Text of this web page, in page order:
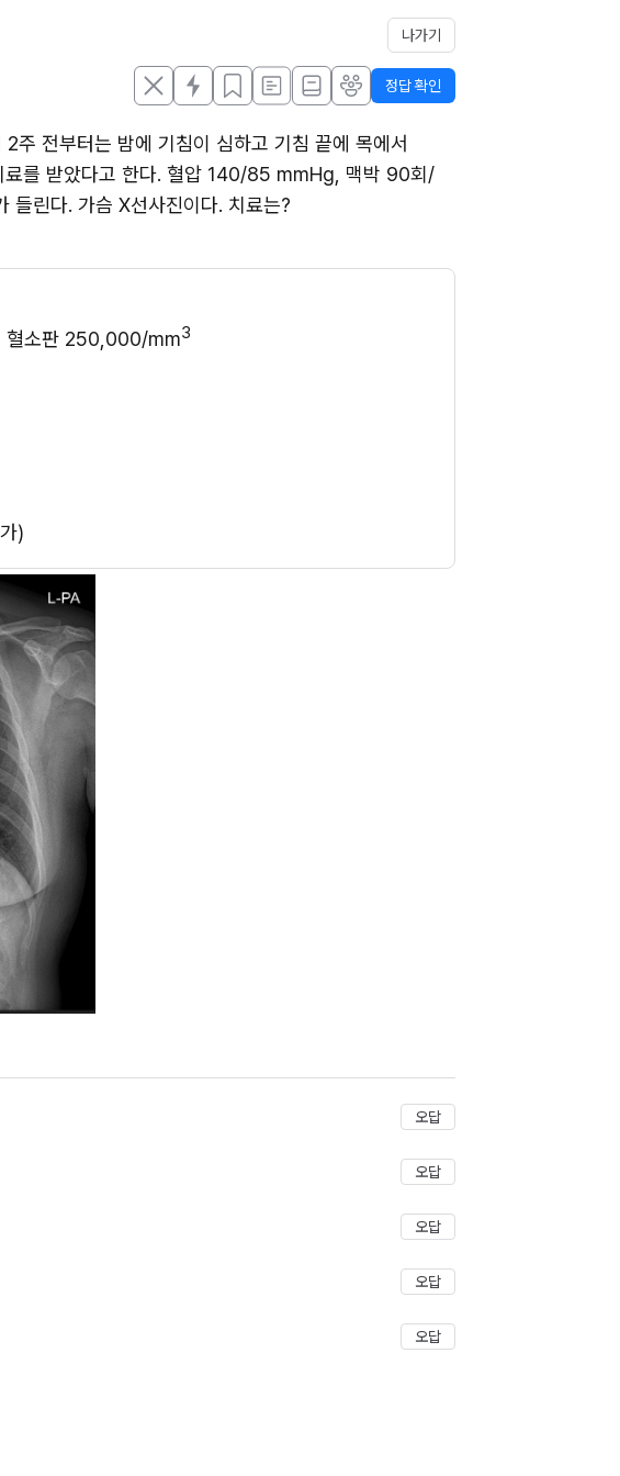
나가기
정답 확인
주 전부터는 밤에 기침이 심하고 기침 끝에 목에서
료를 받았다고 한다. 혈압 140/85 mmHg, 맥박 90회/
린다. 가슴 X선사진이다. 치료는?
혈소판 250,000/mm3
)
오답
오답
오답
오답
오답